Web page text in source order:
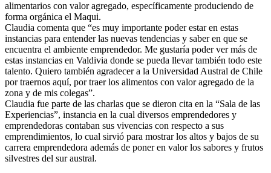
alimentarios con valor agregado, específicamente produciendo de
forma orgánica el Maqui.
Claudia comenta que “es muy importante poder estar en estas
instancias para entender las nuevas tendencias y saber en que se
encuentra el ambiente emprendedor. Me gustaría poder ver más de
estas instancias en Valdivia donde se pueda llevar también todo este
talento. Quiero también agradecer a la Universidad Austral de Chile
por traernos aquí, por traer los alimentos con valor agregado de la
zona y de mis colegas”.
Claudia fue parte de las charlas que se dieron cita en la “Sala de las
Experiencias”, instancia en la cual diversos emprendedores y
emprendedoras contaban sus vivencias con respecto a sus
emprendimientos, lo cual sirvió para mostrar los altos y bajos de su
carrera emprendedora además de poner en valor los sabores y frutos
silvestres del sur austral.